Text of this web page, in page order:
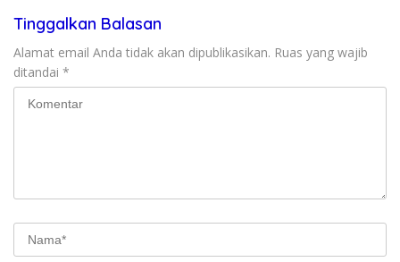
Tinggalkan Balasan
Alamat email Anda tidak akan dipublikasikan. Ruas yang wajib
ditandai *